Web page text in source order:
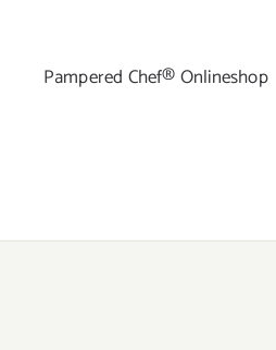
Pampered Chef® Onlineshop